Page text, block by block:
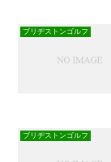
ブリヂストンゴルフ
ブリヂストンゴルフ